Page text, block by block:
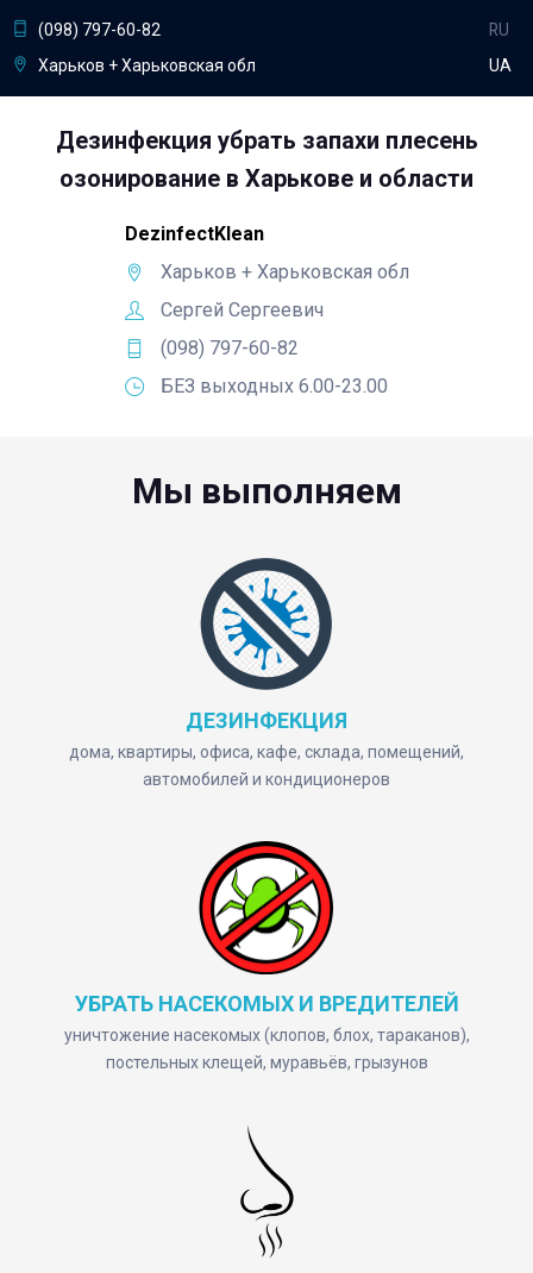
(098) 797-60-82
Харьков + Харьковская обл
RU
UA
Дезинфекция убрать запахи плесень
озонирование в Харькове и области
DezinfectKlean
Харьков + Харьковская обл
Сергей Сергеевич
(098) 797-60-82
БЕЗ выходных 6.00-23.00
Мы выполняем
ДЕЗИНФЕКЦИЯ
дома, квартиры, офиса, кафе, склада, помещений,
автомобилей и кондиционеров
УБРАТЬ НАСЕКОМЫХ И ВРЕДИТЕЛЕЙ
уничтожение насекомых (клопов, блох, тараканов),
постельных клещей, муравьёв, грызунов